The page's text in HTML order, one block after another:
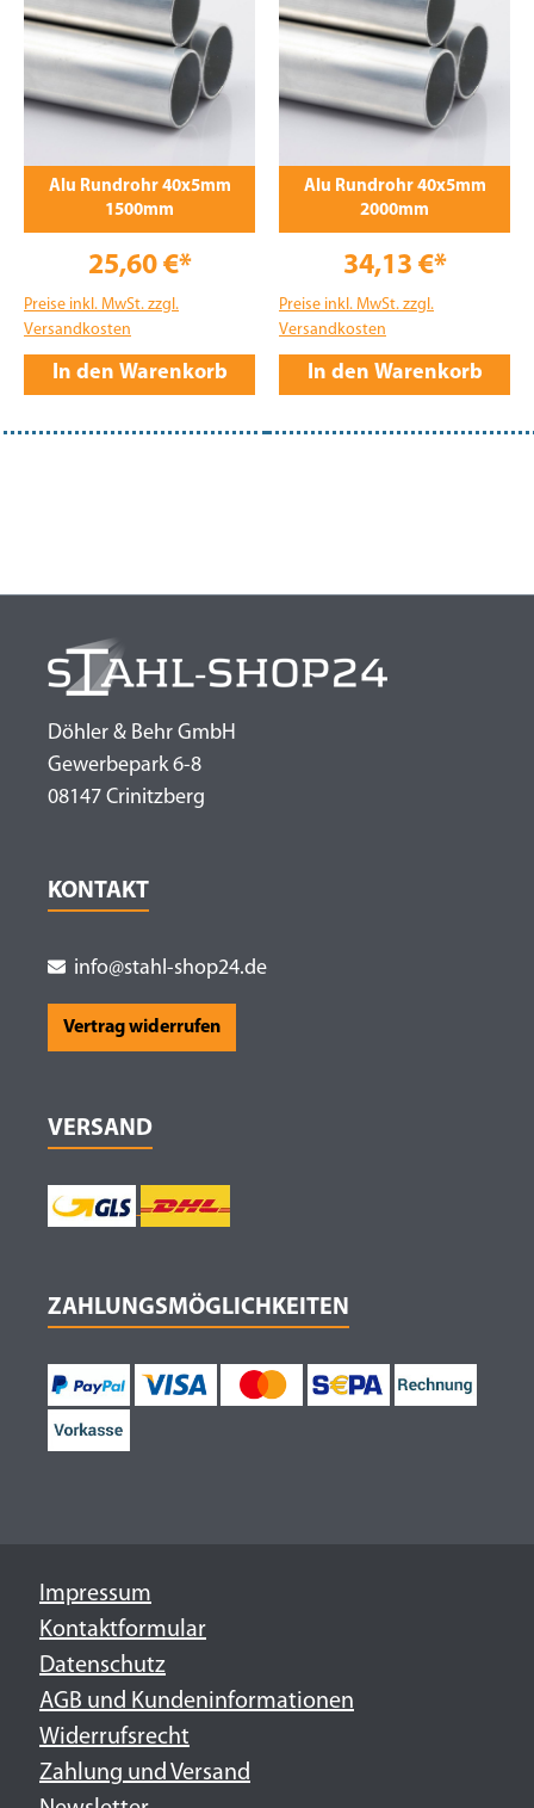
Alu Rundrohr 40x5mm
1500mm
25,60 €*
Preise inkl. MwSt. zzgl.
Versandkosten
In den Warenkorb
Alu Rundrohr 40x5mm
2000mm
34,13 €*
Preise inkl. MwSt. zzgl.
Versandkosten
In den Warenkorb
Döhler & Behr GmbH
Gewerbepark 6-8
08147 Crinitzberg
KONTAKT
info@stahl-shop24.de
Vertrag widerrufen
VERSAND
ZAHLUNGSMÖGLICHKEITEN
Impressum
Kontaktformular
Datenschutz
AGB und Kundeninformationen
Widerrufsrecht
Zahlung und Versand